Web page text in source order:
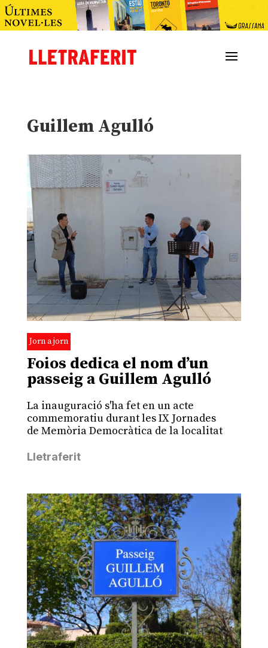
Guillem Agulló
Jorn a jorn
Foios dedica el nom d’un
passeig a Guillem Agulló
La inauguració s'ha fet en un acte
commemoratiu durant les IX Jornades
de Memòria Democràtica de la localitat
Lletraferit